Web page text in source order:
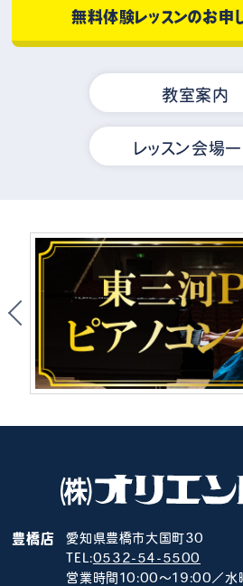
無料体験レッスンのお申
教室案内
レッスン会場
豊橋店
愛知県豊橋市大国町30
TEL:0532-54-5500
営業時間10:00～19:00／水